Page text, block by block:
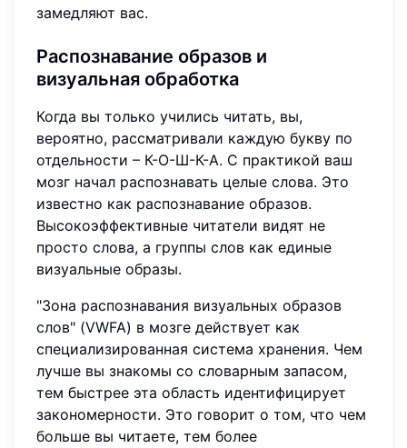
замедляют вас.
Распознавание образов и
визуальная обработка
Когда вы только учились читать, вы,
вероятно, рассматривали каждую букву по
отдельности – К-О-Ш-К-А. С практикой ваш
мозг начал распознавать целые слова. Это
известно как распознавание образов.
Высокоэффективные читатели видят не
просто слова, а группы слов как единые
визуальные образы.
"Зона распознавания визуальных образов
слов" (VWFA) в мозге действует как
специализированная система хранения. Чем
лучше вы знакомы со словарным запасом,
тем быстрее эта область идентифицирует
закономерности. Это говорит о том, что чем
больше вы читаете, тем более